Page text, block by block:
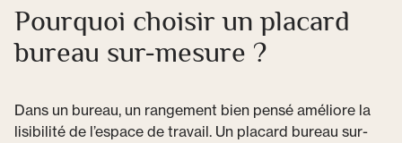
Pourquoi choisir un placard
bureau sur-mesure ?
Dans un bureau, un rangement bien pensé améliore la
lisibilité de l’espace de travail. Un placard bureau sur-